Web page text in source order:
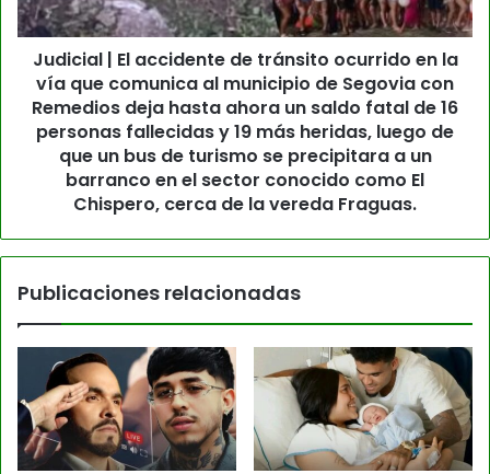
Judicial | El accidente de tránsito ocurrido en la
vía que comunica al municipio de Segovia con
Remedios deja hasta ahora un saldo fatal de 16
personas fallecidas y 19 más heridas, luego de
que un bus de turismo se precipitara a un
barranco en el sector conocido como El
Chispero, cerca de la vereda Fraguas.
Publicaciones relacionadas